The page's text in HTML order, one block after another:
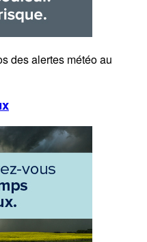
des alertes météo au